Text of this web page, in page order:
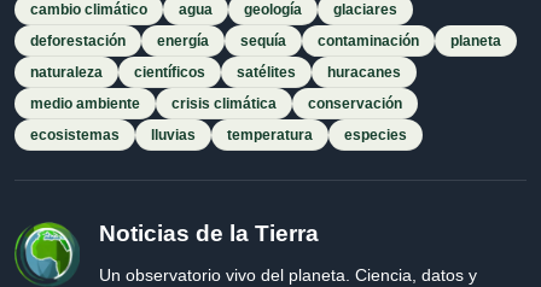
cambio climático
agua geología
glaciares
deforestación
energía sequía contaminación
planeta
naturaleza
científicos satélites
huracanes
medio ambiente
crisis climática
conservación
ecosistemas
lluvias temperatura especies
Noticias de la Tierra
Un observatorio vivo del planeta. Ciencia, datos y